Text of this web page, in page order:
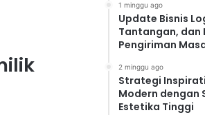
1 minggu ago
Update Bisnis
Tantangan, dan
Pengiriman
2 minggu ago
Strategi
Modern dengan
Estetika Tinggi